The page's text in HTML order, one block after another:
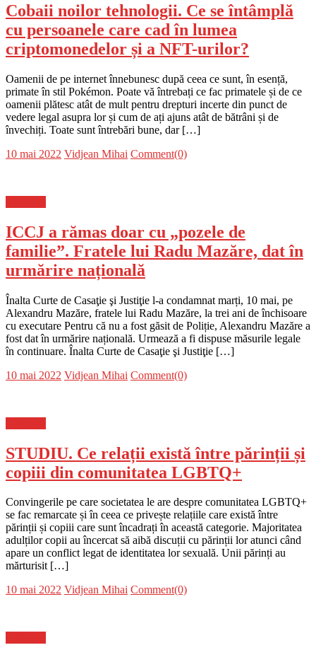
Cobaii noilor tehnologii. Ce se întâmplă
cu persoanele care cad în lumea
criptomonedelor și a NFT-urilor?
Oamenii de pe internet înnebunesc după ceea ce sunt, în esență,
primate în stil Pokémon. Poate vă întrebați ce fac primatele și de ce
oamenii plătesc atât de mult pentru drepturi incerte din punct de
vedere legal asupra lor și cum de ați ajuns atât de bătrâni și de
învechiți. Toate sunt întrebări bune, dar […]
Posted
10 mai 2022 Author
Vidjean Mihai Comment(0)
ICCJ a rămas doar cu „pozele de
familie”. Fratele lui Radu Mazăre, dat în
urmărire națională
Înalta Curte de Casaţie şi Justiţie l-a condamnat marți, 10 mai, pe
Alexandru Mazăre, fratele lui Radu Mazăre, la trei ani de închisoare
cu executare Pentru că nu a fost găsit de Poliție, Alexandru Mazăre a
fost dat în urmărire națională. Urmează a fi dispuse măsurile legale
în continuare. Înalta Curte de Casaţie şi Justiţie […]
Posted
10 mai 2022 Author
Vidjean Mihai Comment(0)
STUDIU. Ce relații există între părinții și
copiii din comunitatea LGBTQ+
Convingerile pe care societatea le are despre comunitatea LGBTQ+
se fac remarcate și în ceea ce privește relațiile care există între
părinții și copiii care sunt încadrați în această categorie. Majoritatea
adulților copii au încercat să aibă discuții cu părinții lor atunci când
apare un conflict legat de identitatea lor sexuală. Unii părinți au
mărturisit […]
Posted
10 mai 2022 Author
Vidjean Mihai Comment(0)